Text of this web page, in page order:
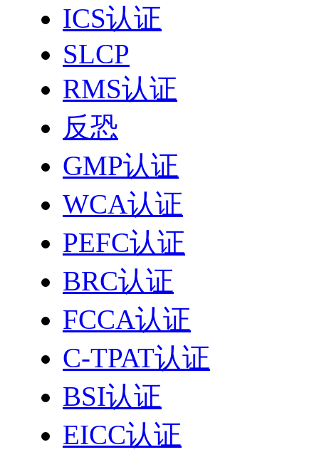
ICS认证
SLCP
RMS认证
反恐
GMP认证
WCA认证
PEFC认证
BRC认证
FCCA认证
C-TPAT认证
BSI认证
EICC认证